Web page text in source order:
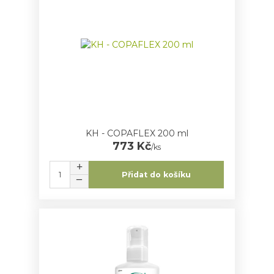
KH - COPAFLEX 200 ml
773 Kč/ks
Přidat do košíku